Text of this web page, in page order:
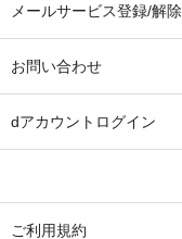
メールサービス登録/解除
お問い合わせ
dアカウントログイン
ご利用規約